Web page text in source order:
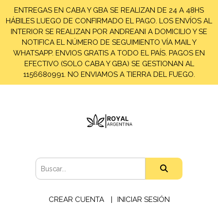
ENTREGAS EN CABA Y GBA SE REALIZAN DE 24 A 48HS
HÁBILES LUEGO DE CONFIRMADO EL PAGO. LOS ENVÍOS AL
INTERIOR SE REALIZAN POR ANDREANI A DOMICILIO Y SE
NOTIFICA EL NÚMERO DE SEGUIMIENTO VÍA MAIL Y
WHATSAPP. ENVIOS GRATIS A TODO EL PAÍS. PAGOS EN
EFECTIVO (SOLO CABA Y GBA) SE GESTIONAN AL
1156680991. NO ENVIAMOS A TIERRA DEL FUEGO.
CREAR CUENTA INICIAR SESIÓN